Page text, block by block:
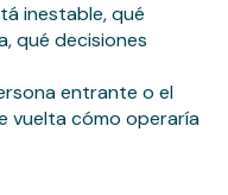
inestable, qué
qué decisiones
entrante o el
vuelta cómo operaría